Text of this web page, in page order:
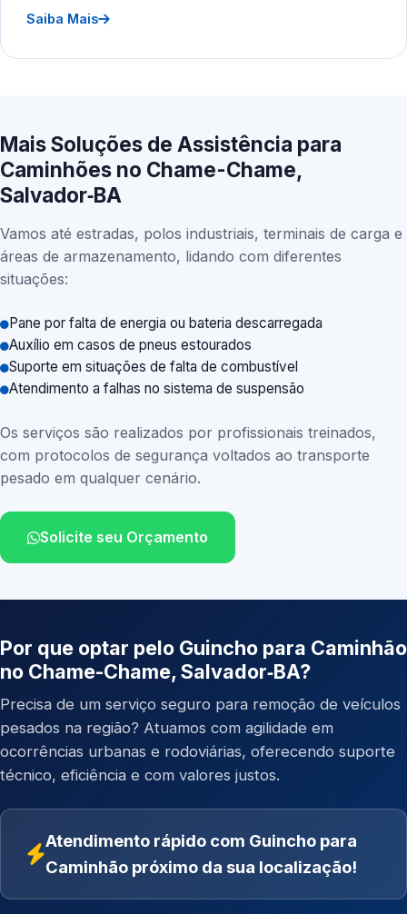
Saiba Mais
Mais Soluções de Assistência para
Caminhões no Chame-Chame,
Salvador‑BA
Vamos até estradas, polos industriais, terminais de carga e
áreas de armazenamento, lidando com diferentes
situações:
Pane por falta de energia ou bateria descarregada
Auxílio em casos de pneus estourados
Suporte em situações de falta de combustível
Atendimento a falhas no sistema de suspensão
Os serviços são realizados por profissionais treinados,
com protocolos de segurança voltados ao transporte
pesado em qualquer cenário.
Solicite seu Orçamento
Por que optar pelo Guincho para Caminhão
no Chame-Chame, Salvador‑BA?
Precisa de um serviço seguro para remoção de veículos
pesados na região? Atuamos com agilidade em
ocorrências urbanas e rodoviárias, oferecendo suporte
técnico, eficiência e com valores justos.
Atendimento rápido com Guincho para
Caminhão próximo da sua localização!